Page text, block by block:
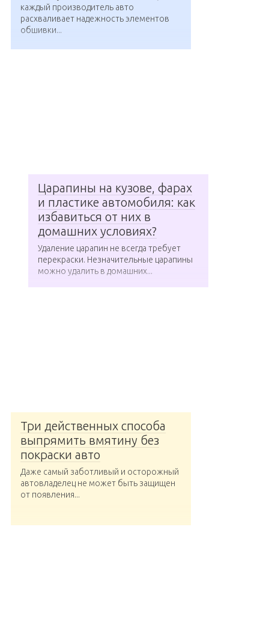
каждый производитель авто
расхваливает надежность элементов
обшивки...
Царапины на кузове, фарах
и пластике автомобиля: как
избавиться от них в
домашних условиях?
Удаление царапин не всегда требует
перекраски. Незначительные царапины
можно удалить в домашних...
Три действенных способа
выпрямить вмятину без
покраски авто
Даже самый заботливый и осторожный
автовладелец не может быть защищен
от появления...